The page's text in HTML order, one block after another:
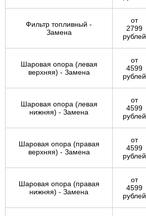
Фильтр топливный -
Замена
от
2799
рублей
Шаровая опора (левая
верхняя) - Замена
от
4599
рублей
Шаровая опора (левая
нижняя) - Замена
от
4599
рублей
Шаровая опора (правая
верхняя) - Замена
от
4599
рублей
Шаровая опора (правая
нижняя) - Замена
от
4599
рублей